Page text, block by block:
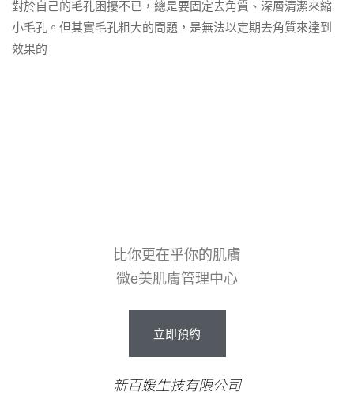
對於自己的毛孔困擾不已，總是要固定去角質、深層清潔來縮
小毛孔。但其實毛孔粗大的問題，是無法以定期去角質來達到
效果的
比你更在乎你的肌膚
微e美肌膚管理中心
立即預約
新百媛生技有限公司